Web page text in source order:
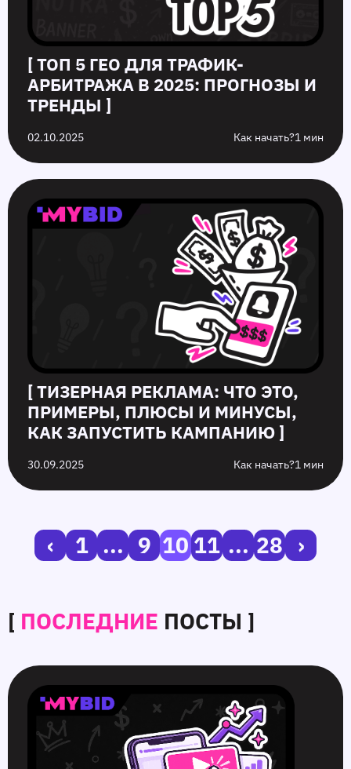
[ TOП 5 ГЕО ДЛЯ ТРАФИК-
АРБИТРАЖА В 2025: ПРОГНОЗЫ И
ТРЕНДЫ ]
02.10.2025 Как начать?1 мин
[ ТИЗЕРНАЯ РЕКЛАМА: ЧТО ЭТО,
ПРИМЕРЫ, ПЛЮСЫ И МИНУСЫ,
КАК ЗАПУСТИТЬ КАМПАНИЮ ]
30.09.2025 Как начать?1 мин
‹ 1 ... 9 10 11 ... 28 ›
[ ПОСЛЕДНИЕ ПОСТЫ ]
SmartCPM
в
видеорекламе
умные
ставки
CTR
в
push-
рекламе:
повысить
кликабельность
Белые
и
серые
офферы:
разница
10
ошибок
push‑рекламы
2026
которых